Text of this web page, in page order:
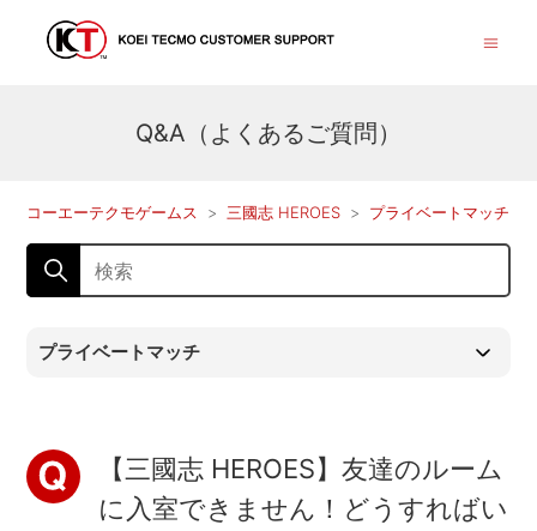
Q&A（よくあるご質問）
コーエーテクモゲームス 三國志 HEROES プライベートマッチ
プライベートマッチ
【三國志 HEROES】友達のルーム
に入室できません！どうすればい